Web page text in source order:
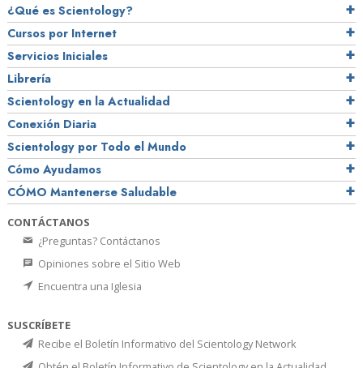
¿Qué es Scientology?
Cursos por Internet
Servicios Iniciales
Librería
Scientology en la Actualidad
Conexión Diaria
Scientology por Todo el Mundo
Cómo Ayudamos
CÓMO Mantenerse Saludable
CONTÁCTANOS
¿Preguntas? Contáctanos
Opiniones sobre el Sitio Web
Encuentra una Iglesia
SUSCRÍBETE
Recibe el Boletín Informativo del Scientology Network